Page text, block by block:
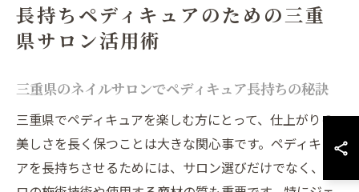
長持ちペディキュアのための三重
県サロン活用術
三重県のネイルサロンでペディキュア長持ちの秘訣
三重県でペディキュアを楽しむ方にとって、仕上がりの
美しさを長く保つことは大きな関心事です。ペディキュ
アを長持ちさせるためには、サロン選びだけでなく、プ